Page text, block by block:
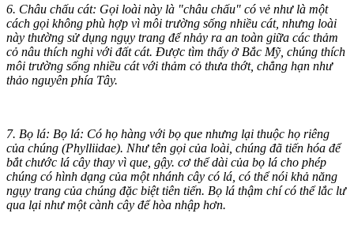
6. Châu chấu cát: Gọi loài này là "châu chấu" có vẻ như là một
cách gọi không phù hợp vì môi trường sống nhiều cát, nhưng loài
này thường sử dụng ngụy trang để nhảy ra an toàn giữa các thảm
cỏ nâu thích nghi với đất cát. Được tìm thấy ở Bắc Mỹ, chúng thích
môi trường sống nhiều cát với thảm cỏ thưa thớt, chẳng hạn như
thảo nguyên phía Tây.
7. Bọ lá: Bọ lá: Có họ hàng với bọ que nhưng lại thuộc họ riêng
của chúng (Phylliidae). Như tên gọi của loài, chúng đã tiến hóa để
bắt chước lá cây thay vì que, gậy. c‌ơ th‌ể dài của bọ lá cho phép
chúng có hình dạng của một nhánh cây có lá, có thể nói khả năng
ngụy trang của chúng đặc biệt tiên tiến. Bọ lá thậm chí có thể lắc lư
qua lại như một cành cây để hòa nhập hơn.